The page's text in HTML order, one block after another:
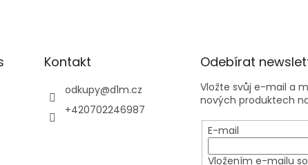
Kontakt
odkupy@d1m.cz
+420702246987
Odebírat
Vložte svůj e-mail a
nových produktech
E-mail
Vložením e-mailu